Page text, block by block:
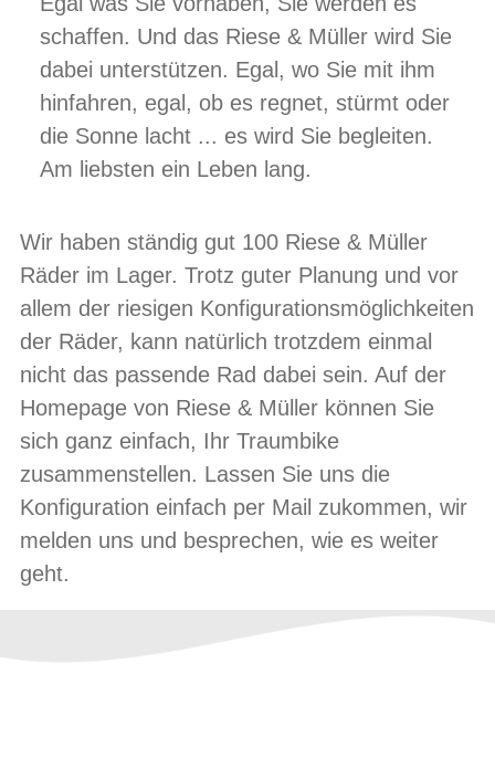
schaffen. Und das Riese & Müller wird Sie
dabei unterstützen. Egal, wo Sie mit ihm
hinfahren, egal, ob es regnet, stürmt oder
die Sonne lacht ... es wird Sie begleiten.
Am liebsten ein Leben lang.
Wir haben ständig gut 100 Riese & Müller
Räder im Lager. Trotz guter Planung und vor
allem der riesigen Konfigurationsmöglichkeiten
der Räder, kann natürlich trotzdem einmal
nicht das passende Rad dabei sein. Auf der
Homepage von Riese & Müller können Sie
sich ganz einfach, Ihr Traumbike
zusammenstellen. Lassen Sie uns die
Konfiguration einfach per Mail zukommen, wir
melden uns und besprechen, wie es weiter
geht.